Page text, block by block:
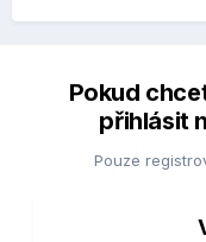
Pokud
přihlásit
Pouze